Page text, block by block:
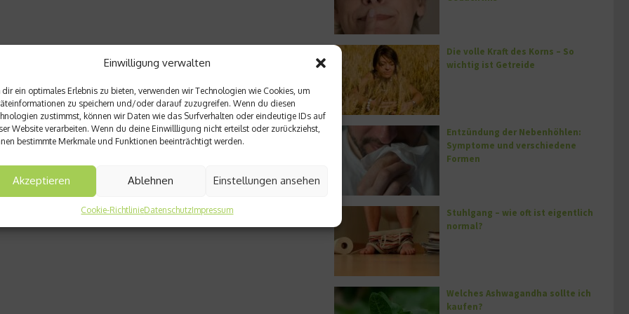
Einwilligung verwalten
dir ein optimales Erlebnis zu bieten, verwenden wir Technologien wie Cookies, um
zu speichern und/oder darauf zuzugreifen. Wenn du diesen
zustimmst, können wir Daten wie das Surfverhalten oder eindeutige IDs auf
Website verarbeiten. Wenn du deine Einwillligung nicht erteilst oder zurückziehst,
bestimmte Merkmale und Funktionen beeinträchtigt werden.
Akzeptieren Ablehnen Einstellungen ansehen
Cookie-RichtlinieDatenschutzImpressum
Die volle Kraft des Korns – So
wichtig ist Getreide
Entzündung der Nebenhöhlen:
Symptome und verschiedene
Formen
Stuhlgang – wie oft ist eigentlich
normal?
Welches Ashwagandha sollte ich
kaufen?